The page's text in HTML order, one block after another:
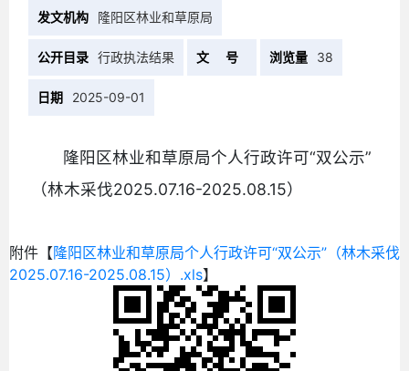
发文机构 隆阳区林业和草原局
公开目录 行政执法结果 文 号 浏览量 38
日期 2025-09-01
隆阳区林业和草原局个人行政许可“双公示”
（林木采伐2025.07.16-2025.08.15）
附件【隆阳区林业和草原局个人行政许可“双公示”（林木采伐
2025.07.16-2025.08.15）.xls】